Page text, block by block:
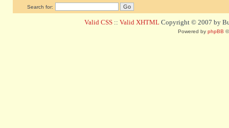
Search for:
Valid CSS :: Valid XHTML Copyright © 2007 by
Powered by phpBB